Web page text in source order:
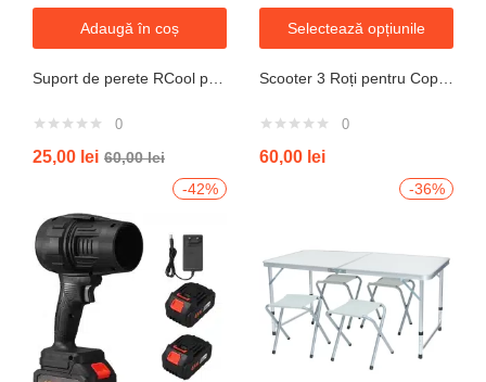
Adaugă în coș
Suport de perete RCool pentru aparate de climatizare split 120KG
0
25,00 lei 60,00lei
Selectează opțiunile
Scooter 3 Roți pentru Copii – Design Pliabil din Oțel, Mecanism de Direcție Sigur, Potrivit pentru Vârsta 3+ Ani, Culoare Albastră
0
60,00 lei
-42% -36%